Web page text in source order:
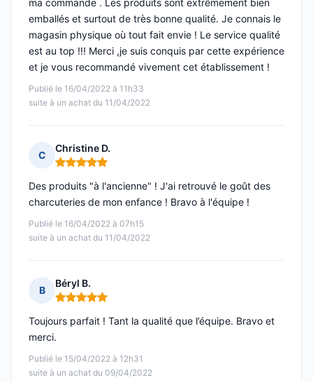
Publié le 16/04/2022 à 11h33
suite à un achat du 11/04/2022
ma commande . Les produits sont extrêmement bien
emballés et surtout de très bonne qualité. Je connais le
magasin physique où tout fait envie ! Le service qualité
est au top !!! Merci ,je suis conquis par cette expérience
et je vous recommandé vivement cet établissement !
C
Christine D.
Note : 5 sur 5
Publié le 16/04/2022 à 07h15
suite à un achat du 11/04/2022
Des produits "à l'ancienne" ! J'ai retrouvé le goût des
charcuteries de mon enfance ! Bravo à l'équipe !
B
Béryl B.
Note : 5 sur 5
Publié le 15/04/2022 à 12h31
suite à un achat du 09/04/2022
Toujours parfait ! Tant la qualité que l’équipe. Bravo et
merci.